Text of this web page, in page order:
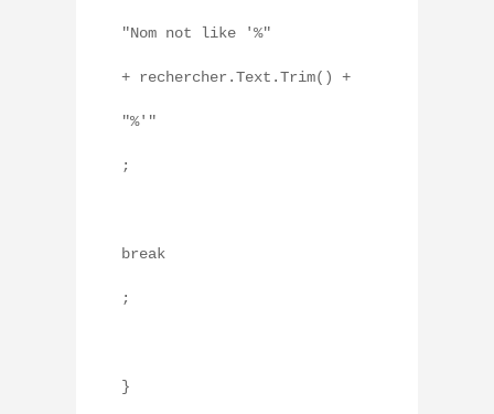
"Nom not like '%"
+ rechercher.Text.Trim() +
"%'"
;
break
;
}